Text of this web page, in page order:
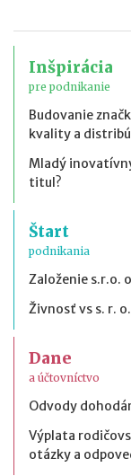
Inšpirácia
pre podnikanie
Budovanie
kvality a
Mladý
titul?
Štart
podnikania
Založenie s.r.o.
Živnosť vs s. r.
Dane
a účtovníctvo
Odvody
Výplata
otázky a